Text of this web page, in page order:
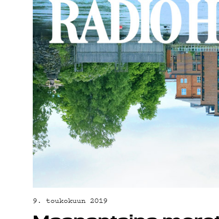
G LIVELAB
YSTÄVÄKLUBI
TIETOSUOJA
9. toukokuun 2019